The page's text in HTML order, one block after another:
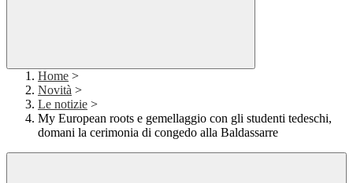
Home >
Novità >
Le notizie >
My European roots e gemellaggio con gli studenti tedeschi,
domani la cerimonia di congedo alla Baldassarre